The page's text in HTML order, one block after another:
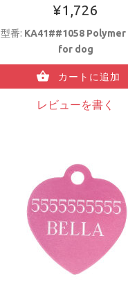
¥1,726
型番: KA41##1058
for dog
カートに追加
レビューを書く